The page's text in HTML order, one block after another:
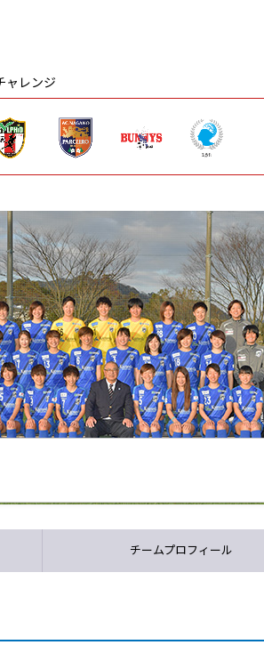
ャレンジ
チームプロフィール